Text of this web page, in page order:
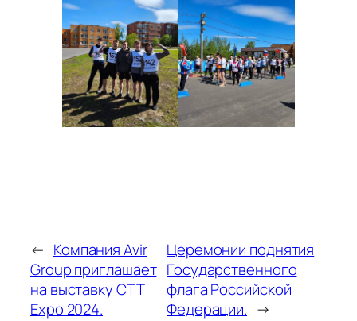
← Компания Avir
Group приглашает
на выставку СTT
Expo 2024.
Церемонии поднятия
Государственного
флага Российской
Федерации. →